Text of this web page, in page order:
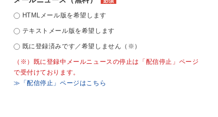
HTMLメール版を希望します
テキストメール版を希望します
既に登録済みです／希望しません（※）
（※）既に登録中メールニュースの停止は「配信停止」ページ
で受付けております。
≫「配信停止」ページはこちら